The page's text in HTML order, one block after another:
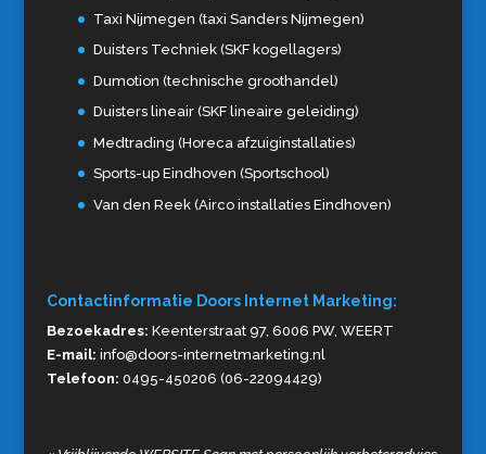
Taxi Nijmegen (taxi Sanders Nijmegen)
Duisters Techniek (SKF kogellagers)
Dumotion (technische groothandel)
Duisters lineair (SKF lineaire geleiding)
Medtrading (Horeca afzuiginstallaties)
Sports-up Eindhoven (Sportschool)
Van den Reek (Airco installaties Eindhoven)
Contactinformatie Doors Internet Marketing:
Bezoekadres: Keenterstraat 97, 6006 PW, WEERT
E-mail: info@doors-internetmarketing.nl
Telefoon: 0495-450206 (06-22094429)